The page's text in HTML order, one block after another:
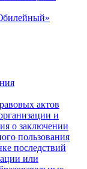
актов
и
о заключении
пользования
последствий
или